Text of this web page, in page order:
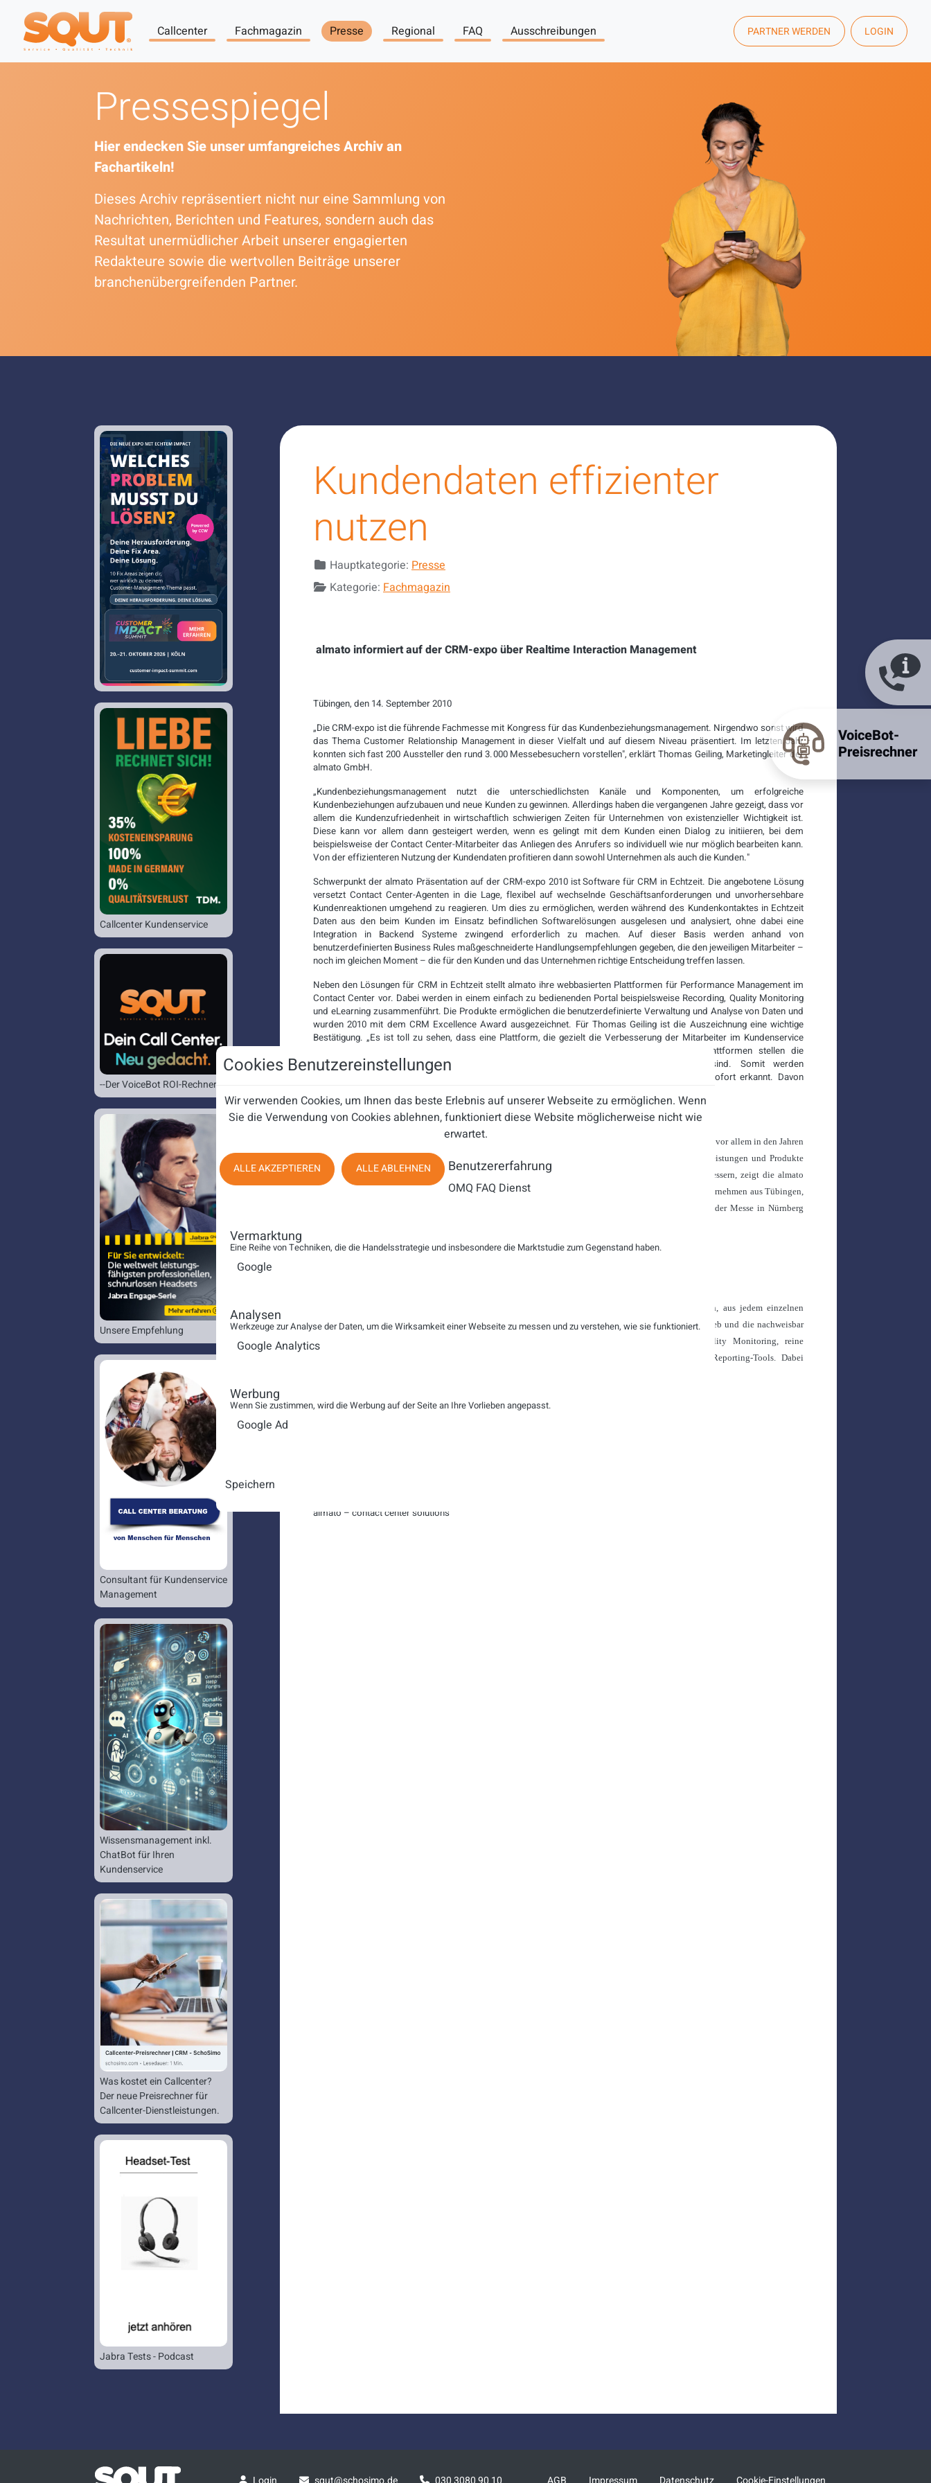
Callcenter Fachmagazin Presse Regional FAQ Ausschreibungen PARTNER WERDEN LOGIN
Pressespiegel
Hier endecken Sie unser umfangreiches Archiv an
Fachartikeln!
Dieses Archiv repräsentiert nicht nur eine Sammlung von
Nachrichten, Berichten und Features, sondern auch das
Resultat unermüdlicher Arbeit unserer engagierten
Redakteure sowie die wertvollen Beiträge unserer
branchenübergreifenden Partner.
Kundendaten effizienter
nutzen
DetailsHauptkategorie: Presse
Kategorie: Fachmagazin
almato informiert auf der CRM-expo über Realtime Interaction Management
Tübingen, den 14. September 2010
„Die CRM-expo ist die führende Fachmesse mit Kongress für das Kundenbeziehungsmanagement. Nirgendwo sonst wird
das Thema Customer Relationship Management in dieser Vielfalt und auf diesem Niveau präsentiert. Im letzten Jahr
konnten sich fast 200 Aussteller den rund 3.000 Messebesuchern vorstellen", erklärt Thomas Geiling, Marketingleiter der
almato GmbH.
„Kundenbeziehungsmanagement nutzt die unterschiedlichsten Kanäle und Komponenten, um erfolgreiche
Kundenbeziehungen aufzubauen und neue Kunden zu gewinnen. Allerdings haben die vergangenen Jahre gezeigt, dass vor
allem die Kundenzufriedenheit in wirtschaftlich schwierigen Zeiten für Unternehmen von existenzieller Wichtigkeit ist.
Diese kann vor allem dann gesteigert werden, wenn es gelingt mit dem Kunden einen Dialog zu initiieren, bei dem
beispielsweise der Contact Center-Mitarbeiter das Anliegen des Anrufers so individuell wie nur möglich bearbeiten kann.
Von der effizienteren Nutzung der Kundendaten profitieren dann sowohl Unternehmen als auch die Kunden."
Schwerpunkt der almato Präsentation auf der CRM-expo 2010 ist Software für CRM in Echtzeit. Die angebotene Lösung
versetzt Contact Center-Agenten in die Lage, flexibel auf wechselnde Geschäftsanforderungen und unvorhersehbare
Kundenreaktionen umgehend zu reagieren. Um dies zu ermöglichen, werden während des Kundenkontaktes in Echtzeit
Daten aus den beim Kunden im Einsatz befindlichen Softwarelösungen ausgelesen und analysiert, ohne dabei eine
Integration in Backend Systeme zwingend erforderlich zu machen. Auf dieser Basis werden anhand von
benutzerdefinierten Business Rules maßgeschneiderte Handlungsempfehlungen gegeben, die den jeweiligen Mitarbeiter –
noch im gleichen Moment – die für den Kunden und das Unternehmen richtige Entscheidung treffen lassen.
Neben den Lösungen für CRM in Echtzeit stellt almato ihre webbasierten Plattformen für Performance Management im
Contact Center vor. Dabei werden in einem einfach zu bedienenden Portal beispielsweise Recording, Quality Monitoring
und eLearning zusammenführt. Die Produkte ermöglichen die benutzerdefinierte Verwaltung und Analyse von Daten und
wurden 2010 mit dem CRM Excellence Award ausgezeichnet. Für Thomas Geiling ist die Auszeichnung eine wichtige
Bestätigung. „Es ist toll zu sehen, dass eine Plattform, die gezielt die Verbesserung der Mitarbeiter im Kundenservice
unterstützt, von den Experten die verdiente Aufmerksamkeit erfährt. Die webbasierten Plattformen stellen die
Zielerreichung und -abweichung grafisch dar, wodurch Trends schnell zu erkennen sind. Somit werden
Entscheidungsprozesse durch almato Lösungen beschleunigt und erforderliche Maßnahmen sofort erkannt. Davon
Wie wertvoll vollständige Kundendaten und professionelles Kundenbeziehungsmanagement sind, haben vor allem in den Jahren
des wirtschaftlichen Abschwungs viele Unternehmen erkannt. Wie Informationen über Kunden, Dienstleistungen und Produkte
möglichst effizient eingesetzt werden können, um die Loyalität und Zufriedenheit der Kunden zu verbessern, zeigt die almato
GmbH auf der diesjährigen CRM-expo (Halle 12, Stand B80). Am 12. und 13. Oktober präsentiert das Unternehmen aus Tübingen,
Anbieter von Software für Quality Monitoring, Real Time Interaction Management und eLearning, auf der Messe in Nürnberg
– Die almato GmbH bietet innovative Lösungen, die Customer Service Center in die Lage versetzen, aus jedem einzelnen
Kundenkontakt optimale Ergebnisse zu erzielen. Der Schwerpunkt der Geschäftsaktivitäten ist der Vertrieb und die nachweisbar
erfolgreiche Implementierung von Softwarelösungen für Real Time Interaction Management, Quality Monitoring, reine
Sprachaufzeichnung, eLearning und Kundenzufriedenheitsbefragung mit integrierten Analyse- und Reporting-Tools. Dabei
almato – contact center solutions
Callcenter Kundenservice
--Der VoiceBot ROI-Rechner--
Unsere Empfehlung
Consultant für Kundenservice
Management
Wissensmanagement inkl.
ChatBot für Ihren
Kundenservice
Was kostet ein Callcenter?
Der neue Preisrechner für
Callcenter-Dienstleistungen.
Jabra Tests - Podcast
VoiceBot-
Preisrechner
Cookies Benutzereinstellungen
Wir verwenden Cookies, um Ihnen das beste Erlebnis auf unserer Webseite zu ermöglichen. Wenn
Sie die Verwendung von Cookies ablehnen, funktioniert diese Website möglicherweise nicht wie
erwartet.
ALLE AKZEPTIEREN ALLE ABLEHNEN Benutzererfahrung
OMQ FAQ Dienst
Vermarktung
Eine Reihe von Techniken, die die Handelsstrategie und insbesondere die Marktstudie zum Gegenstand haben.
Google
Analysen
Werkzeuge zur Analyse der Daten, um die Wirksamkeit einer Webseite zu messen und zu verstehen, wie sie funktioniert.
Google Analytics
Werbung
Wenn Sie zustimmen, wird die Werbung auf der Seite an Ihre Vorlieben angepasst.
Google Ad
Speichern